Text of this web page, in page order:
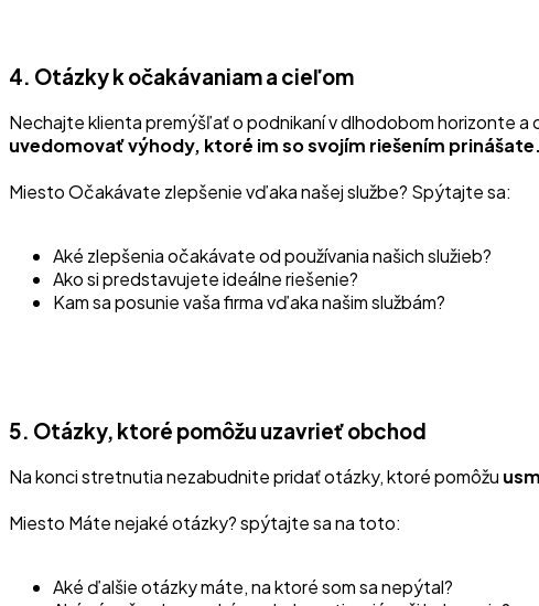
4. Otázky k očakávaniam a cieľom
Nechajte klienta premýšľať o podnikaní v dlhodobom horizonte a
uvedomovať výhody, ktoré im so svojím riešením prinášate.
Miesto Očakávate zlepšenie vďaka našej službe? Spýtajte sa:
Aké zlepšenia očakávate od používania našich služieb?
Ako si predstavujete ideálne riešenie?
Kam sa posunie vaša firma vďaka našim službám?
5. Otázky, ktoré pomôžu uzavrieť obchod
Na konci stretnutia nezabudnite pridať otázky, ktoré pomôžu
Miesto Máte nejaké otázky? spýtajte sa na toto:
Aké ďalšie otázky máte, na ktoré som sa nepýtal?